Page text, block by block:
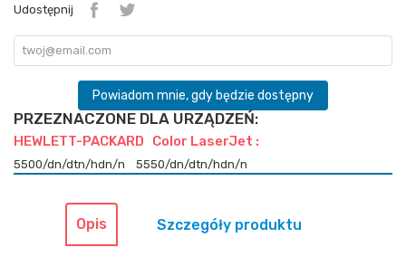
Udostępnij
Powiadom mnie, gdy będzie dostępny
PRZEZNACZONE DLA URZĄDZEŃ:
HEWLETT-PACKARD Color LaserJet :
5500/dn/dtn/hdn/n 5550/dn/dtn/hdn/n
Opis Szczegóły produktu